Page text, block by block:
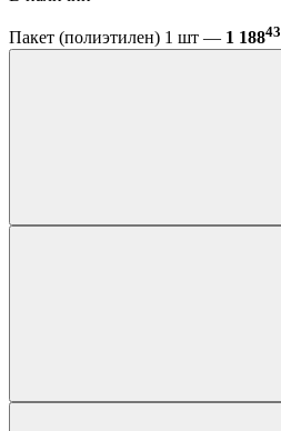
Пакет (полиэтилен) 1 шт — 1 18843